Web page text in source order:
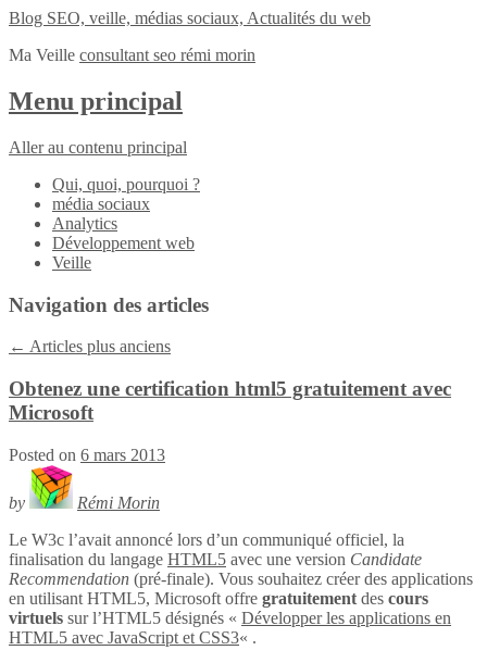
Blog SEO, veille, médias sociaux, Actualités du web
Ma Veille consultant seo rémi morin
Menu principal
Aller au contenu principal
Qui, quoi, pourquoi ?
média sociaux
Analytics
Développement web
Veille
Navigation des articles
← Articles plus anciens
Obtenez une certification html5 gratuitement avec
Microsoft
Posted on 6 mars 2013
by
Rémi Morin
Le W3c l’avait annoncé lors d’un communiqué officiel, la
finalisation du langage HTML5 avec une version Candidate
Recommendation (pré-finale). Vous souhaitez créer des applications
en utilisant HTML5, Microsoft offre gratuitement des cours
virtuels sur l’HTML5 désignés « Développer les applications en
HTML5 avec JavaScript et CSS3« .